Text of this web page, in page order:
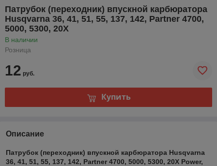
Патрубок (переходник) впускной карбюратора
Husqvarna 36, 41, 51, 55, 137, 142, Partner 4700,
5000, 5300, 20X
В наличии
Розница
12 руб.
Купить
Описание
Патрубок (переходник) впускной карбюратора Husqvarna
36, 41, 51, 55, 137, 142, Partner 4700, 5000, 5300, 20X Power,